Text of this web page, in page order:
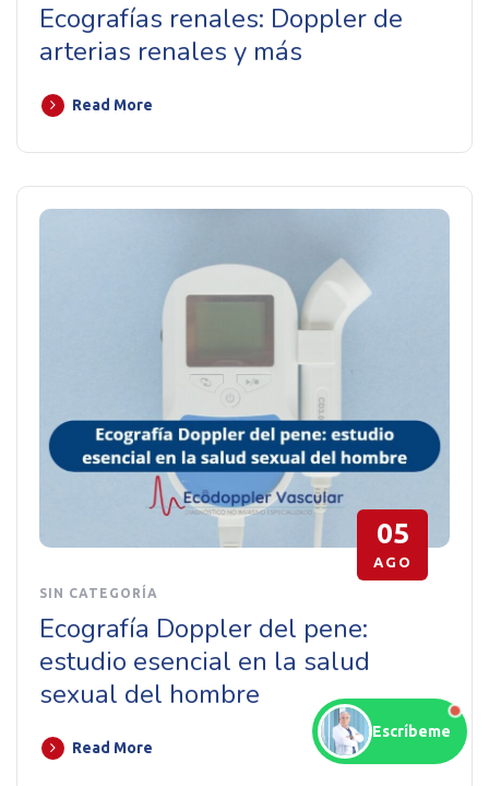
Ecografías renales: Doppler de
arterias renales y más
Read More
05
AGO
SIN CATEGORÍA
Ecografía Doppler del pene:
estudio esencial en la salud
sexual del hombre
Read More
Escríbeme